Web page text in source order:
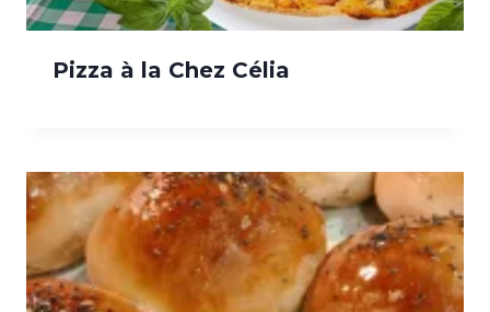
Pizza à la Chez Célia